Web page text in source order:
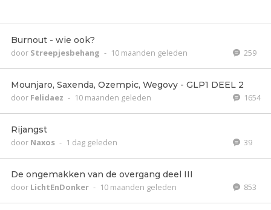
Burnout - wie ook?
door Streepjesbehang - 10 maanden geleden 259
Mounjaro, Saxenda, Ozempic, Wegovy - GLP1 DEEL 2
door Felidaez - 10 maanden geleden 1654
Rijangst
door Naxos - 1 dag geleden 39
De ongemakken van de overgang deel III
door LichtEnDonker - 10 maanden geleden 853